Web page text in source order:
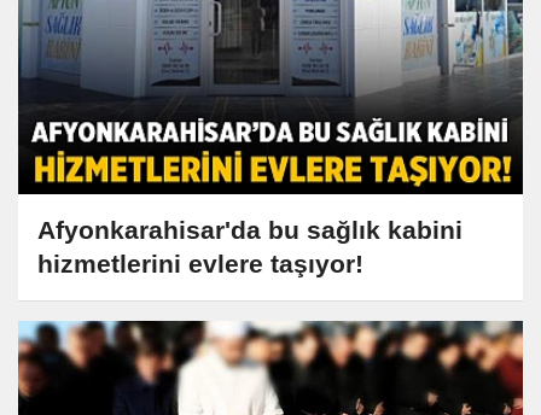
Afyonkarahisar'da bu sağlık kabini
hizmetlerini evlere taşıyor!